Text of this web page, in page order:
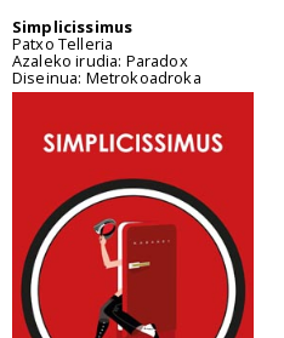
Simplicissimus
Patxo Telleria
Azaleko irudia: Paradox
Diseinua: Metrokoadroka